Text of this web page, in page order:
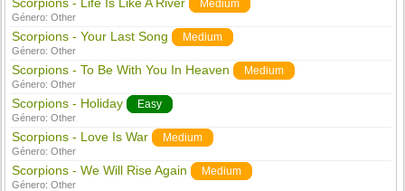
Medium
Género:Other
Scorpions - Your Last Song Medium
Género:Other
Scorpions - To Be With You In Heaven Medium
Género:Other
Scorpions - Holiday Easy
Género:Other
Scorpions - Love Is War Medium
Género:Other
Scorpions - We Will Rise Again Medium
Género:Other